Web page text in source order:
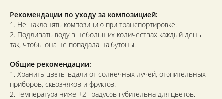
Рекомендации по уходу за композицией:
1. Не наклонять композицию при транспортировке.
2. Подливать воду в небольших количествах каждый день
так, чтобы она не попадала на бутоны.
Общие рекомендации:
1. Хранить цветы вдали от солнечных лучей, отопительных
приборов, сквозняков и фруктов.
2. Температура ниже +2 градусов губительна для цветов.